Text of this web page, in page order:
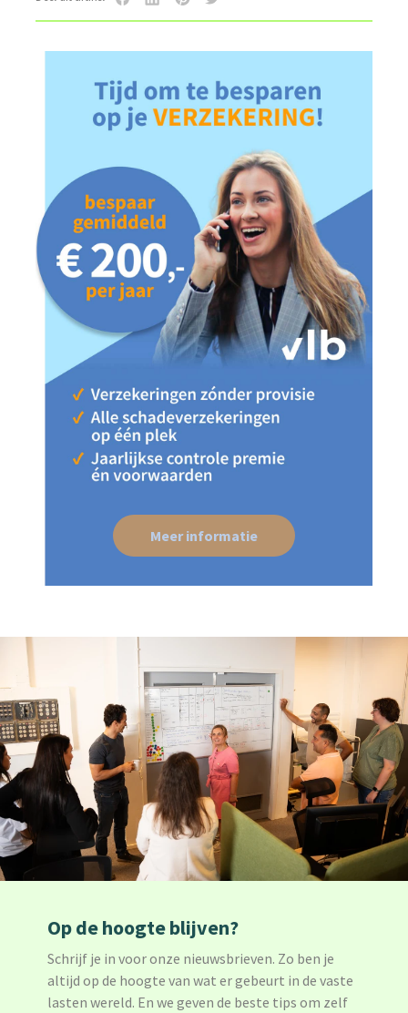
Meer informatie
Op de hoogte blijven?
Schrijf je in voor onze nieuwsbrieven. Zo ben je
altijd op de hoogte van wat er gebeurt in de vaste
lasten wereld. En we geven de beste tips om zelf